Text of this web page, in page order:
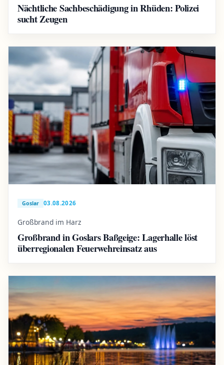
Nächtliche Sachbeschädigung in Rhüden: Polizei
sucht Zeugen
Goslar 03.08.2026
Großbrand im Harz
Großbrand in Goslars Baßgeige: Lagerhalle löst
überregionalen Feuerwehreinsatz aus